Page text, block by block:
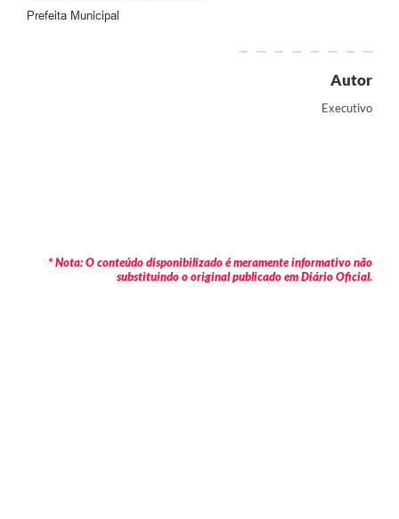
Prefeita Municipal
Autor
Executivo
* Nota: O conteúdo disponibilizado é meramente informativo não
substituindo o original publicado em Diário Oficial.